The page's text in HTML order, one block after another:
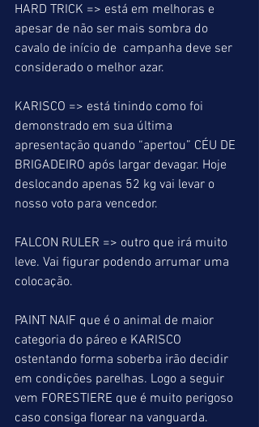
HARD TRICK => está em melhoras e
apesar de não ser mais sombra do
cavalo de início de  campanha deve ser
considerado o melhor azar.
KARISCO => está tinindo como foi
demonstrado em sua última
apresentação quando “apertou” CÉU DE
BRIGADEIRO após largar devagar. Hoje
deslocando apenas 52 kg vai levar o
nosso voto para vencedor.
FALCON RULER => outro que irá muito
leve. Vai figurar podendo arrumar uma
colocação.
PAINT NAIF que é o animal de maior
categoria do páreo e KARISCO
ostentando forma soberba irão decidir
em condições parelhas. Logo a seguir
vem FORESTIERE que é muito perigoso
caso consiga florear na vanguarda.